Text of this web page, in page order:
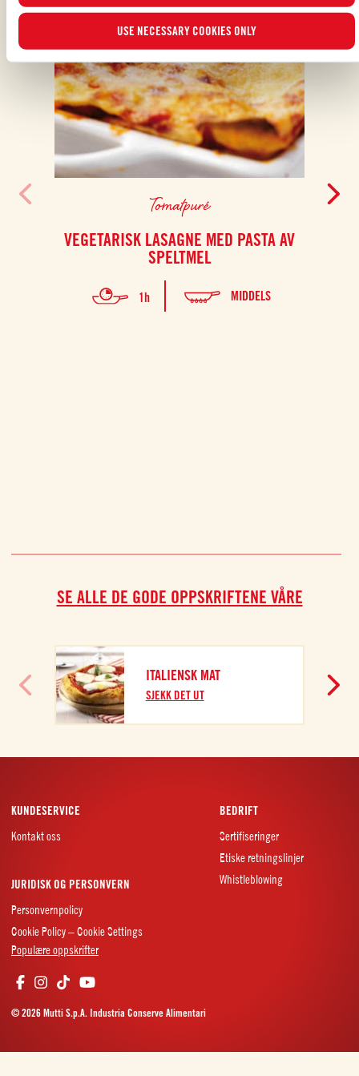
USE NECESSARY COOKIES ONLY
Tomatpuré
VEGETARISK LASAGNE MED PASTA AV
SPELTMEL
1h MIDDELS
SE ALLE DE GODE OPPSKRIFTENE VÅRE
ITALIENSK MAT
SJEKK DET UT
KUNDESERVICE
Kontakt oss
BEDRIFT
Sertifiseringer
Etiske retningslinjer
Whistleblowing
JURIDISK OG PERSONVERN
Personvernpolicy
Cookie Policy – Cookie Settings
Populære oppskrifter
© 2026 Mutti S.p.A. Industria Conserve Alimentari